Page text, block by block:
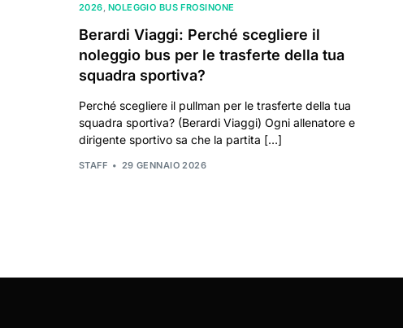
2026 NOLEGGIO BUS FROSINONE
Berardi Viaggi: Perché scegliere il
noleggio bus per le trasferte della tua
squadra sportiva?
Perché scegliere il pullman per le trasferte della tua
squadra sportiva? (Berardi Viaggi) Ogni allenatore e
dirigente sportivo sa che la partita […]
STAFF 29 GENNAIO 2026